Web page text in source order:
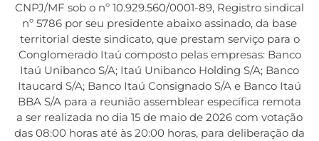
CNPJ/MF sob o nº 10.929.560/0001-89, Registro sindical
nº 5786 por seu presidente abaixo assinado, da base
territorial deste sindicato, que prestam serviço para o
Conglomerado Itaú composto pelas empresas: Banco
Itaú Unibanco S/A; Itaú Unibanco Holding S/A; Banco
Itaucard S/A; Banco Itaú Consignado S/A e Banco Itaú
BBA S/A para a reunião assemblear específica remota
a ser realizada no dia 15 de maio de 2026 com votação
das 08:00 horas até às 20:00 horas, para deliberação da